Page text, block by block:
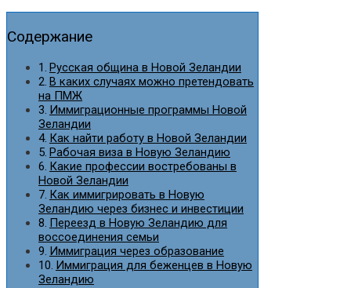
Содержание
Русская община в Новой Зеландии
В каких случаях можно претендовать
на ПМЖ
Иммиграционные программы Новой
Зеландии
Как найти работу в Новой Зеландии
Рабочая виза в Новую Зеландию
Какие профессии востребованы в
Новой Зеландии
Как иммигрировать в Новую
Зеландию через бизнес и инвестиции
Переезд в Новую Зеландию для
воссоединения семьи
Иммиграция через образование
Иммиграция для беженцев в Новую
Зеландию